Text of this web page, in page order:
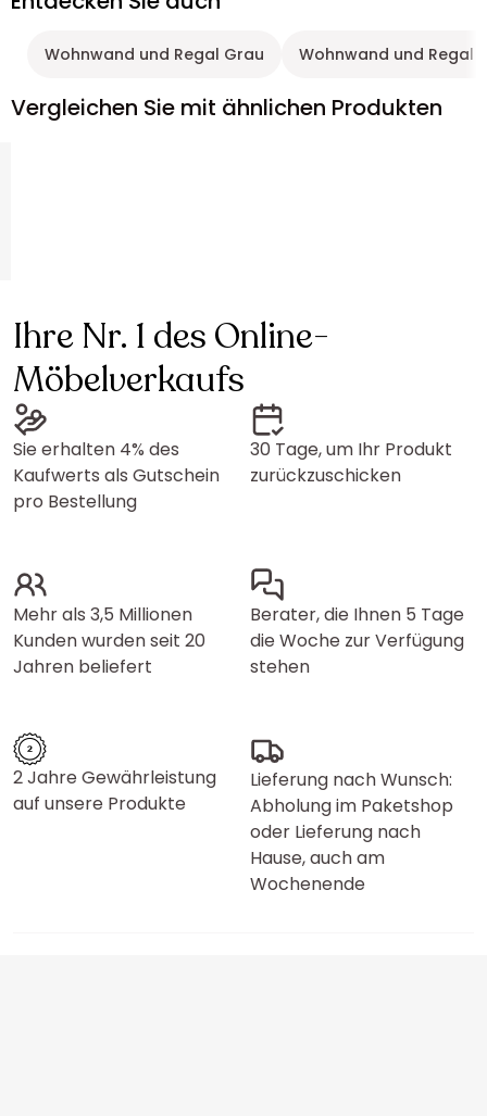
Wohnwand und Regal Grau Wohnwand und Regal
Vergleichen Sie mit ähnlichen Produkten
Ihre Nr. 1 des Online-
Möbelverkaufs
Sie erhalten 4% des
Kaufwerts als Gutschein
pro Bestellung
30 Tage, um Ihr Produkt
zurückzuschicken
Mehr als 3,5 Millionen
Kunden wurden seit 20
Jahren beliefert
Berater, die Ihnen 5 Tage
die Woche zur Verfügung
stehen
2 Jahre Gewährleistung
auf unsere Produkte
Lieferung nach Wunsch:
Abholung im Paketshop
oder Lieferung nach
Hause, auch am
Wochenende